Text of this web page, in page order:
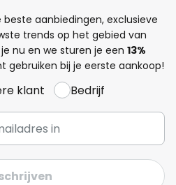
aanbiedingen, exclusieve
trends op het gebied van
nu en we sturen je een 13%
gebruiken bij je eerste aankoop!
klant Bedrijf